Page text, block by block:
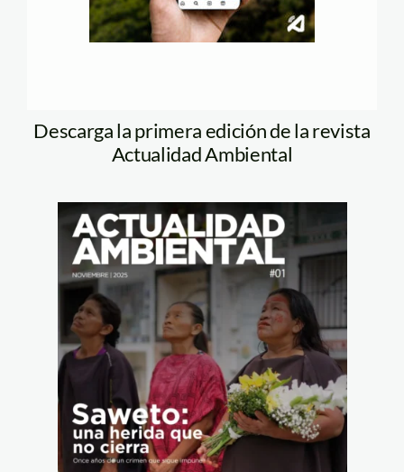
Descarga la primera edición de la revista
Actualidad Ambiental